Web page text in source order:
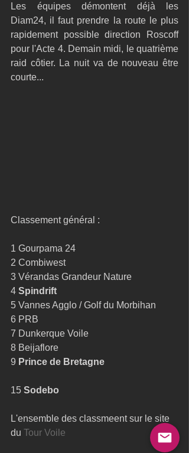
Les équipes démontent déjà les
Diam24, il faut prendre la route le plus
rapidement possible direction Roscoff
pour l'Acte 4. Demain midi, le quatrième
raid côtier. La nuit va de nouveau être
courte...
Classement général :
1 Gourpama 24
2 Combiwest
3 Vérandas Grandeur Nature
4 Spindrift
5 Vannes Agglo / Golf du Morbihan
6 PRB
7 Dunkerque Voile
8 Beijaflore
9 Prince de Bretagne
15 Sodebo
L'ensemble des classmeent sur le site
du Tour Voile